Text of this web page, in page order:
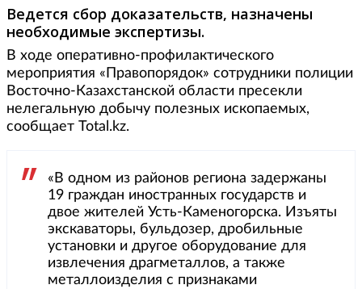
Ведется сбор доказательств, назначены
необходимые экспертизы.
В ходе оперативно-профилактического
мероприятия «Правопорядок» сотрудники полиции
Восточно-Казахстанской области пресекли
нелегальную добычу полезных ископаемых,
сообщает Total.kz.
«В одном из районов региона задержаны
19 граждан иностранных государств и
двое жителей Усть-Каменогорска. Изъяты
экскаваторы, бульдозер, дробильные
установки и другое оборудование для
извлечения драгметаллов, а также
металлоизделия с признаками